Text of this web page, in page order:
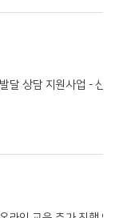
달 상담 지원사업 - 신청…